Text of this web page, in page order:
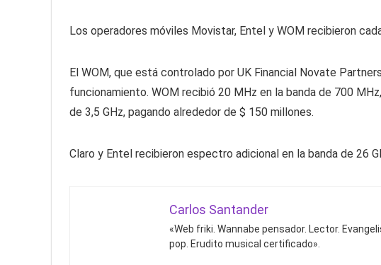
Los operadores móviles Movistar, Entel y WOM recibieron
El WOM, que está controlado por UK Financial Novate
funcionamiento. WOM recibió 20 MHz en la banda de 700
de 3,5 GHz, pagando alrededor de $ 150 millones.
Claro y Entel recibieron espectro adicional en la banda de 26
Carlos Santander
«Web friki. Wannabe pensador. Lector.
pop. Erudito musical certificado».